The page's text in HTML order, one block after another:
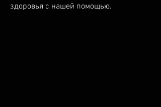
здоровья с нашей помощью.